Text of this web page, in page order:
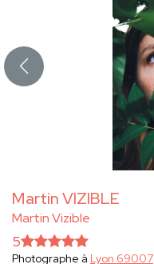
Martin VIZIBLE
Martin Vizible
5
Photographe à Lyon 69007